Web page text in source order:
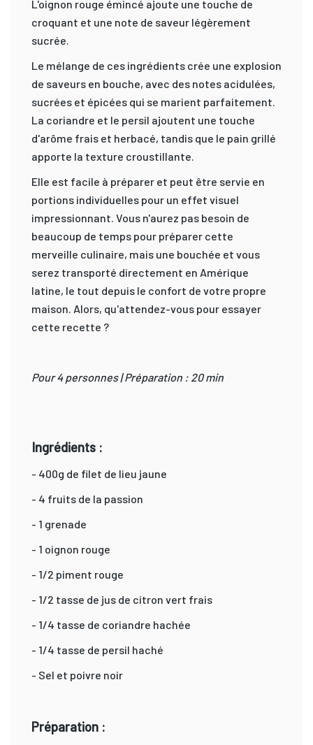
L'oignon rouge émincé ajoute une touche de
croquant et une note de saveur légèrement
sucrée.
Le mélange de ces ingrédients crée une explosion
de saveurs en bouche, avec des notes acidulées,
sucrées et épicées qui se marient parfaitement.
La coriandre et le persil ajoutent une touche
d'arôme frais et herbacé, tandis que le pain grillé
apporte la texture croustillante.
Elle est facile à préparer et peut être servie en
portions individuelles pour un effet visuel
impressionnant. Vous n'aurez pas besoin de
beaucoup de temps pour préparer cette
merveille culinaire, mais une bouchée et vous
serez transporté directement en Amérique
latine, le tout depuis le confort de votre propre
maison. Alors, qu'attendez-vous pour essayer
cette recette ?
Pour 4 personnes | Préparation : 20 min
Ingrédients :
- 400g de filet de lieu jaune
- 4 fruits de la passion
- 1 grenade
- 1 oignon rouge
- 1/2 piment rouge
- 1/2 tasse de jus de citron vert frais
- 1/4 tasse de coriandre hachée
- 1/4 tasse de persil haché
- Sel et poivre noir
Préparation :